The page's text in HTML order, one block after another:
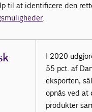
til at identificere den
.
I 2020
55 pct. af
eksporten,
opnås ved at
produkter